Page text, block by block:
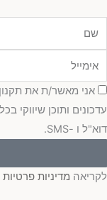
הסכמה
אני מאשר/ת את
עדכונים ותוכן שיווקי
דוא"ל ו -SMS.
לקריאה מדיניות פרטיות